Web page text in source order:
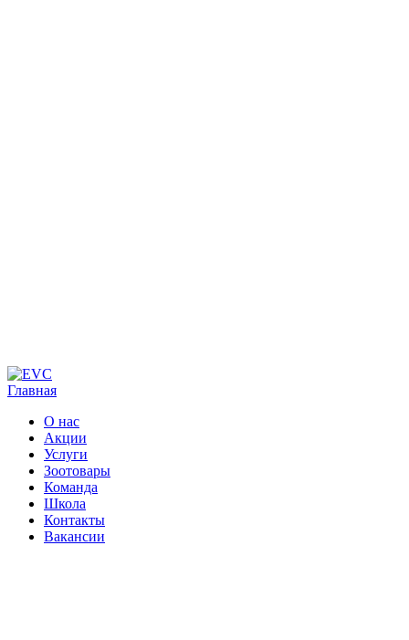
Главная
О нас
Акции
Услуги
Зоотовары
Команда
Школа
Контакты
Вакансии